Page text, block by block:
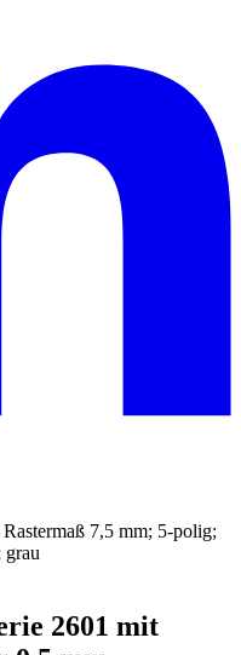
7,5 mm; 5-polig;
2601 mit